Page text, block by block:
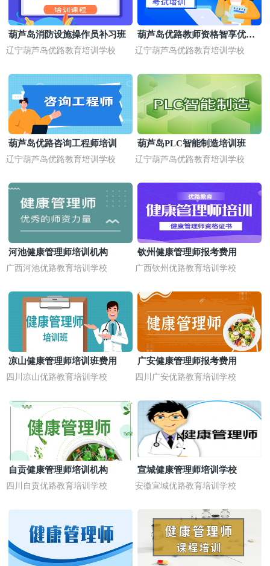
葫芦岛消防设施操作员补习班
辽宁葫芦岛优路教育培训学校
葫芦岛优路教师资格智享优学
班
辽宁葫芦岛优路教育培训学校
葫芦岛优路咨询工程师培训
辽宁葫芦岛优路教育培训学校
葫芦岛PLC智能制造培训班
辽宁葫芦岛优路教育培训学校
河池健康管理师培训机构
广西河池优路教育培训学校
钦州健康管理师报考费用
广西钦州优路教育培训学校
凉山健康管理师培训班费用
四川凉山优路教育培训学校
广安健康管理师报考费用
四川广安优路教育培训学校
自贡健康管理师培训机构
四川自贡优路教育培训学校
宣城健康管理师培训学校
安徽宣城优路教育培训学校